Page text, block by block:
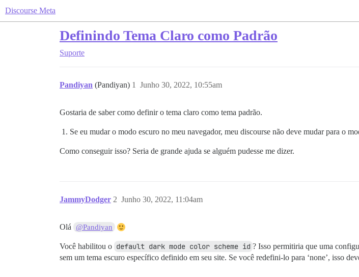
Discourse Meta
Definindo Tema Claro como Padrão
Suporte
Pandiyan (Pandiyan) Junho 30, 2022, 10:55am
1
Gostaria de saber como definir o tema claro como tema padrão.
Se eu mudar o modo escuro no meu navegador, meu discourse não deve mudar para o
Como conseguir isso? Seria de grande ajuda se alguém pudesse me dizer.
JammyDodger Junho 30, 2022, 11:04am
2
Olá @Pandiyan
Você habilitou o default dark mode color scheme id ? Isso permitiria que uma
sem um tema escuro específico definido em seu site. Se você redefini-lo para ‘none’, isso